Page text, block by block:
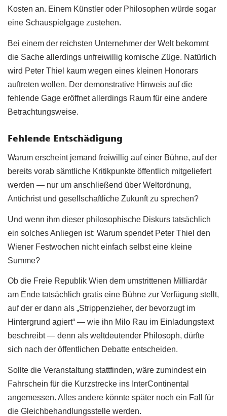
Kosten an. Einem Künstler oder Philosophen würde sogar
eine Schauspielgage zustehen.
Bei einem der reichsten Unternehmer der Welt bekommt
die Sache allerdings unfreiwillig komische Züge. Natürlich
wird Peter Thiel kaum wegen eines kleinen Honorars
auftreten wollen. Der demonstrative Hinweis auf die
fehlende Gage eröffnet allerdings Raum für eine andere
Betrachtungsweise.
Fehlende Entschädigung
Warum erscheint jemand freiwillig auf einer Bühne, auf der
bereits vorab sämtliche Kritikpunkte öffentlich mitgeliefert
werden — nur um anschließend über Weltordnung,
Antichrist und gesellschaftliche Zukunft zu sprechen?
Und wenn ihm dieser philosophische Diskurs tatsächlich
ein solches Anliegen ist: Warum spendet Peter Thiel den
Wiener Festwochen nicht einfach selbst eine kleine
Summe?
Ob die Freie Republik Wien dem umstrittenen Milliardär
am Ende tatsächlich gratis eine Bühne zur Verfügung stellt,
auf der er dann als „Strippenzieher, der bevorzugt im
Hintergrund agiert“ — wie ihn Milo Rau im Einladungstext
beschreibt — denn als weltdeutender Philosoph, dürfte
sich nach der öffentlichen Debatte entscheiden.
Sollte die Veranstaltung stattfinden, wäre zumindest ein
Fahrschein für die Kurzstrecke ins InterContinental
angemessen. Alles andere könnte später noch ein Fall für
die Gleichbehandlungsstelle werden.